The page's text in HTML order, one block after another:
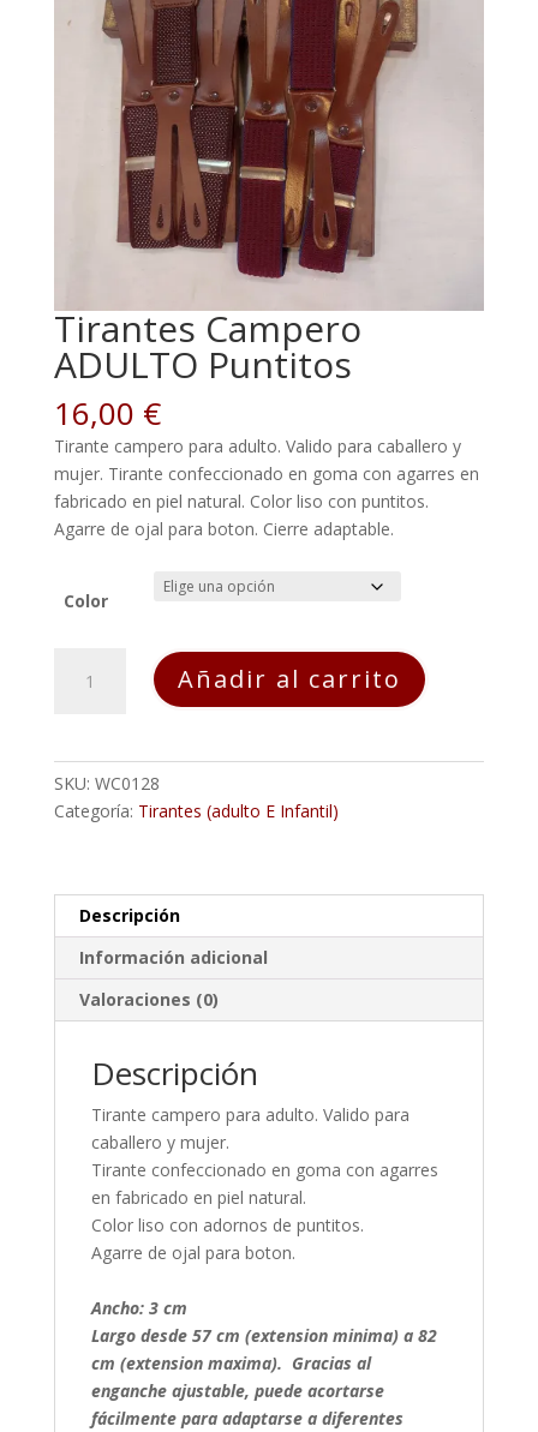
Tirantes Campero
ADULTO Puntitos
16,00 €
Tirante campero para adulto. Valido para caballero y
mujer. Tirante confeccionado en goma con agarres en
fabricado en piel natural. Color liso con puntitos.
Agarre de ojal para boton. Cierre adaptable.
Color
Campero
Añadir al carrito
SKU: WC0128
Categoría: Tirantes (adulto E Infantil)
Descripción
Información adicional
Valoraciones (0)
Descripción
Tirante campero para adulto. Valido para
caballero y mujer.
Tirante confeccionado en goma con agarres
en fabricado en piel natural.
Color liso con adornos de puntitos.
Agarre de ojal para boton.
Ancho: 3 cm
Largo desde 57 cm (extension minima) a 82
cm (extension maxima). Gracias al
enganche ajustable, puede acortarse
fácilmente para adaptarse a diferentes